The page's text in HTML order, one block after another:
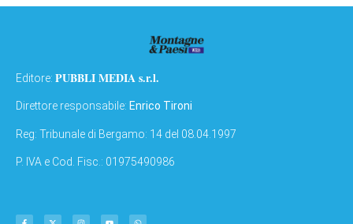
Editore: PUBBLI MEDIA s.r.l.
Direttore responsabile: Enrico Tironi
Reg: Tribunale di Bergamo: 14 del 08.04.1997
P. IVA e Cod. Fisc.: 01975490986